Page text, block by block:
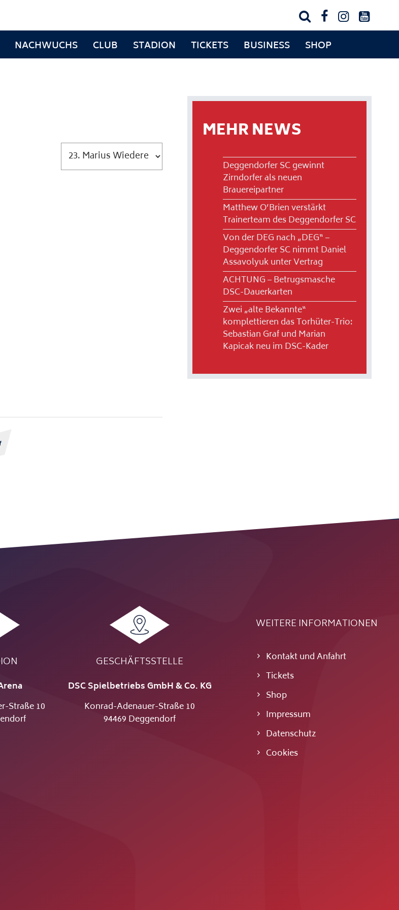
   
NACHWUCHS CLUB STADION TICKETS BUSINESS SHOP
MEHR NEWS
Deggendorfer SC gewinnt
Zirndorfer als neuen
Brauereipartner
Matthew O’Brien verstärkt
Trainerteam des Deggendorfer SC
Von der DEG nach „DEG“ –
Deggendorfer SC nimmt Daniel
Assavolyuk unter Vertrag
ACHTUNG – Betrugsmasche
DSC-Dauerkarten
Zwei „alte Bekannte“
komplettieren das Torhüter-Trio:
Sebastian Graf und Marian
Kapicak neu im DSC-Kader
Straße 10
GESCHÄFTSSTELLE
DSC Spielbetriebs GmbH & Co. KG
Konrad-Adenauer-Straße 10
94469 Deggendorf
WEITERE INFORMATIONEN
Kontakt und Anfahrt
Tickets
Shop
Impressum
Datenschutz
Cookies